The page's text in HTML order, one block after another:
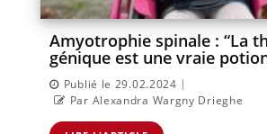
Amyotrophie spinale : “La
génique est une vraie
Publié le 29.02.2024 |
Par Alexandra Wargny Drieghe